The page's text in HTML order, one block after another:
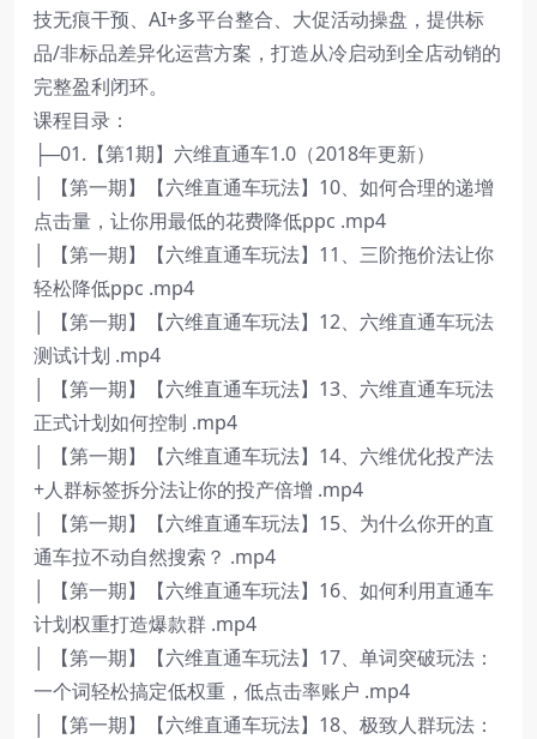
技无痕干预、AI+多平台整合、大促活动操盘，提供标
品/非标品差异化运营方案，打造从冷启动到全店动销的
完整盈利闭环。
课程目录：
├─01.【第1期】六维直通车1.0（2018年更新）
│ 【第一期】【六维直通车玩法】10、如何合理的递增
点击量，让你用最低的花费降低ppc .mp4
│ 【第一期】【六维直通车玩法】11、三阶拖价法让你
轻松降低ppc .mp4
│ 【第一期】【六维直通车玩法】12、六维直通车玩法
测试计划 .mp4
│ 【第一期】【六维直通车玩法】13、六维直通车玩法
正式计划如何控制 .mp4
│ 【第一期】【六维直通车玩法】14、六维优化投产法
+人群标签拆分法让你的投产倍增 .mp4
│ 【第一期】【六维直通车玩法】15、为什么你开的直
通车拉不动自然搜索？ .mp4
│ 【第一期】【六维直通车玩法】16、如何利用直通车
计划权重打造爆款群 .mp4
│ 【第一期】【六维直通车玩法】17、单词突破玩法：
一个词轻松搞定低权重，低点击率账户 .mp4
│ 【第一期】【六维直通车玩法】18、极致人群玩法：